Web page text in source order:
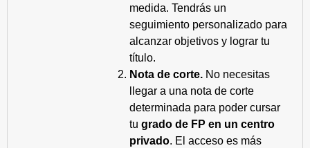
medida. Tendrás un
seguimiento personalizado para
alcanzar objetivos y lograr tu
título.
Nota de corte. No necesitas
llegar a una nota de corte
determinada para poder cursar
tu grado de FP en un centro
privado. El acceso es más